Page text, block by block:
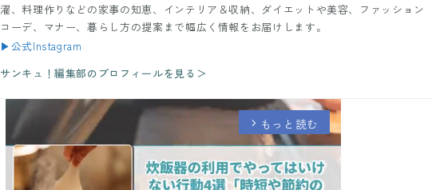
濯、料理作りなどの家事の知恵、インテリア＆収納、ダイエットや美容、ファッション
コーデ、マナー、暮らし方の提案まで幅広く情報をお届けします。
▶公式Instagram
サンキュ！編集部のプロフィールを見る＞
arrow_forward_ios もっと読む